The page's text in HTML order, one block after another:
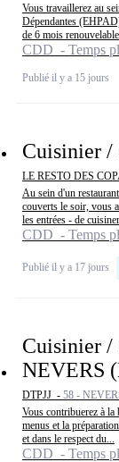
Vous travaillerez au
Dépendantes
de 6 mois
CDD - Temps
Publié il y a 15 jours
Cuisinier /
LE RESTO DES
Au sein d'un
couverts le soir, vous
les entrées - de
CDD - Temps
Publié il y a 17 jours
Cuisinier /
NEVERS
DTPJJ - 58 -
Vous contribuerez à
menus et la
et dans le respect du...
CDD - Temps